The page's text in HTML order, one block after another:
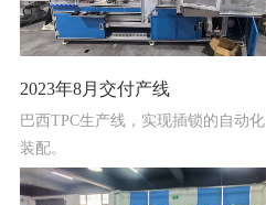
2023年8月交付产线
巴西TPC生产线，实现插锁的自动化
装配。